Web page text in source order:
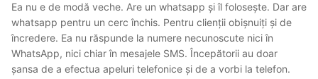
Ea nu e de modă veche. Are un whatsapp și îl folosește. Dar are
whatsapp pentru un cerc închis. Pentru clienții obișnuiți și de
încredere. Ea nu răspunde la numere necunoscute nici în
WhatsApp, nici chiar în mesajele SMS. Începătorii au doar
șansa de a efectua apeluri telefonice și de a vorbi la telefon.